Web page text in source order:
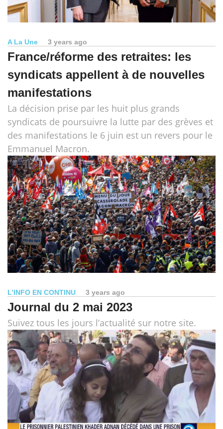
A La Une 3 years ago
France/réforme des retraites: les
syndicats appellent à de nouvelles
manifestations
La décision prise par les huit plus grands
syndicats de poursuivre la lutte par des grèves et
des manifestations le 6 juin est un revers pour le
Emmanuel Macron.
L’INFO EN CONTINU 3 years ago
Journal du 2 mai 2023
Suivez tous les jours l’actualité sur notre site.